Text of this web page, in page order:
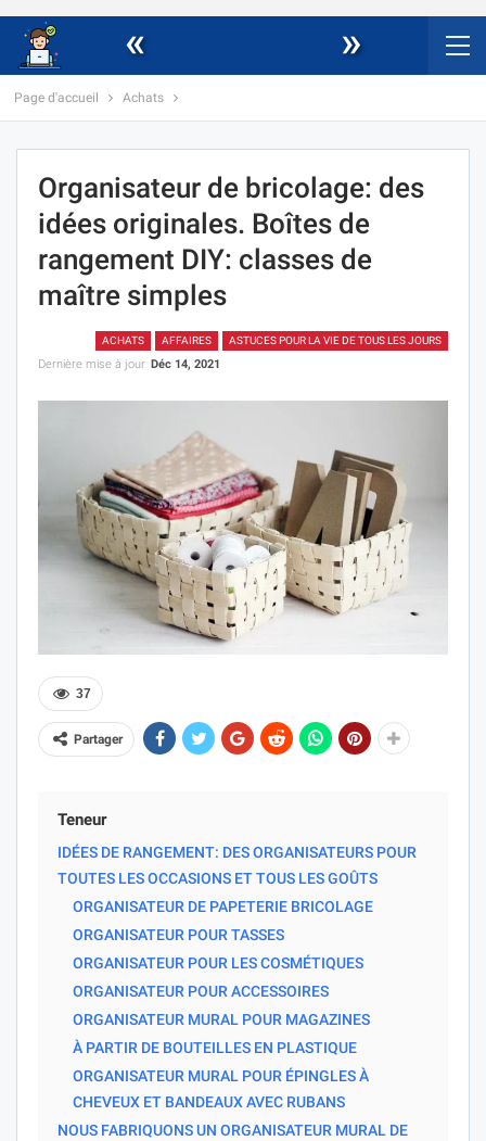
« »
Page d'accueil Achats
Organisateur de bricolage: des
idées originales. Boîtes de
rangement DIY: classes de
maître simples
ACHATS AFFAIRES ASTUCES POUR LA VIE DE TOUS LES JOURS
Dernière mise à jour Déc 14, 2021
37
Partager
Teneur
IDÉES DE RANGEMENT: DES ORGANISATEURS POUR
TOUTES LES OCCASIONS ET TOUS LES GOÛTS
ORGANISATEUR DE PAPETERIE BRICOLAGE
ORGANISATEUR POUR TASSES
ORGANISATEUR POUR LES COSMÉTIQUES
ORGANISATEUR POUR ACCESSOIRES
ORGANISATEUR MURAL POUR MAGAZINES
À PARTIR DE BOUTEILLES EN PLASTIQUE
ORGANISATEUR MURAL POUR ÉPINGLES À
CHEVEUX ET BANDEAUX AVEC RUBANS
NOUS FABRIQUONS UN ORGANISATEUR MURAL DE